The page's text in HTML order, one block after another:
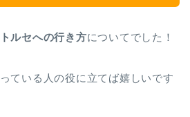
ルセへの行き方についてでした！
ている人の役に立てば嬉しいです